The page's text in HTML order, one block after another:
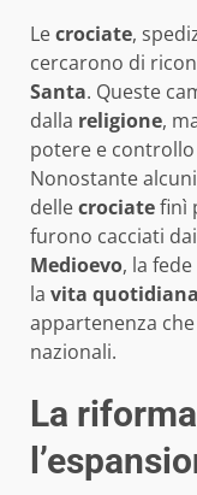
Lecrociate,
cercarono di
Santa. Queste
dalla religione,
potere e
Nonostante
dellecrociatefinì
furono cacciati
Medioevo, la
la vita quotidiana
appartenenza
nazionali.
La